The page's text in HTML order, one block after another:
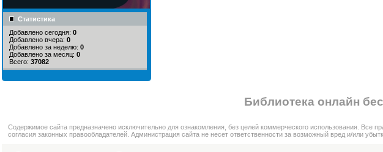
Статистика
Добавлено сегодня: 0
Добавлено вчера: 0
Добавлено за неделю: 0
Добавлено за месяц: 0
Всего: 37082
Библиотека онлайн
Cодержимое сайта предназначено исключительно для ознакомления, без целей коммерческого использования.
согласия законных правообладателей. Администрация сайта не несет ответственности за возможный вред и/или